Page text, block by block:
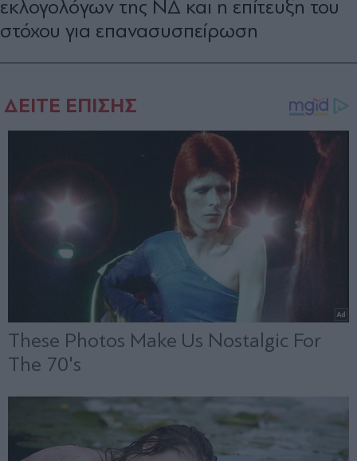
εκλογολόγων της ΝΔ και η επίτευξη του
στόχου για επανασυσπείρωση